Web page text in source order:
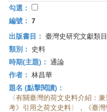
勾選：
編號： 7
出版書目： 臺灣史研究文獻類
類別：
史料
時期(主題)： 通論
作者： 林昌華
題名 (點擊閱讀)：
〈有關臺灣的荷文史料介紹：
考》引用之荷文史料〉，《臺